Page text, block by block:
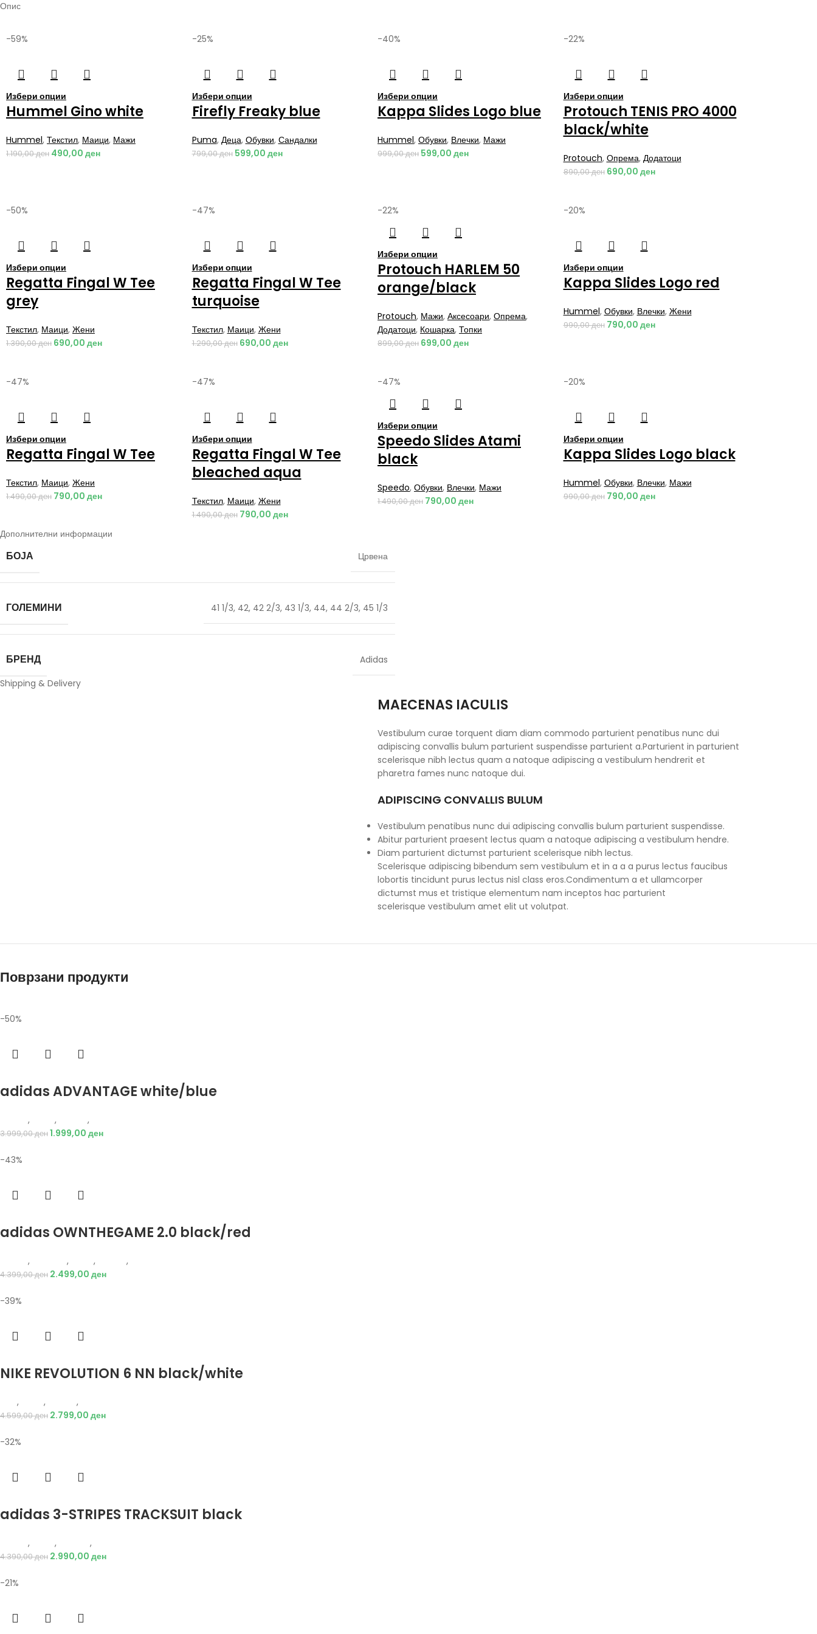
Опис
-59%
Избери опции
Hummel Gino white
Hummel, Текстил, Маици, Мажи
1.190,00ден 490,00 ден
-25%
Избери опции
Firefly Freaky blue
Puma, Деца, Обувки, Сандалки
799,00ден 599,00 ден
-40%
Избери опции
Kappa Slides Logo blue
Hummel, Обувки, Влечки, Мажи
999,00ден 599,00 ден
-22%
Избери опции
Protouch TENIS PRO 4000
black/white
Protouch, Опрема, Додатоци
890,00ден 690,00 ден
-50%
Избери опции
Regatta Fingal W Tee
grey
Текстил, Маици, Жени
1.390,00ден 690,00 ден
-47%
Избери опции
Regatta Fingal W Tee
turquoise
Текстил, Маици, Жени
1.290,00ден 690,00 ден
-22%
Избери опции
Protouch HARLEM 50
orange/black
Protouch, Мажи, Аксесоари, Опрема,
Додатоци, Кошарка, Топки
899,00ден 699,00 ден
-20%
Избери опции
Kappa Slides Logo red
Hummel, Обувки, Влечки, Жени
990,00ден 790,00 ден
-47%
Избери опции
Regatta Fingal W Tee
Текстил, Маици, Жени
1.490,00ден 790,00 ден
-47%
Избери опции
Regatta Fingal W Tee
bleached aqua
Текстил, Маици, Жени
1.490,00ден 790,00 ден
-47%
Избери опции
Speedo Slides Atami
black
Speedo, Обувки, Влечки, Мажи
1.490,00ден 790,00 ден
-20%
Избери опции
Kappa Slides Logo black
Hummel, Обувки, Влечки, Мажи
990,00ден 790,00 ден
Дополнителни информации
БОЈА Црвена
ГОЛЕМИНИ 41 1/3, 42, 42 2/3, 43 1/3, 44, 44 2/3, 45 1/3
БРЕНД
Adidas
Shipping & Delivery
MAECENAS IACULIS
Vestibulum curae torquent diam diam commodo parturient penatibus nunc dui
adipiscing convallis bulum parturient suspendisse parturient a.Parturient in parturient
scelerisque nibh lectus quam a natoque adipiscing a vestibulum hendrerit et
pharetra fames nunc natoque dui.
ADIPISCING CONVALLIS BULUM
Vestibulum penatibus nunc dui adipiscing convallis bulum parturient suspendisse.
Abitur parturient praesent lectus quam a natoque adipiscing a vestibulum hendre.
Diam parturient dictumst parturient scelerisque nibh lectus.
Scelerisque adipiscing bibendum sem vestibulum et in a a a purus lectus faucibus
lobortis tincidunt purus lectus nisl class eros.Condimentum a et ullamcorper
dictumst mus et tristique elementum nam inceptos hac parturient
scelerisque vestibulum amet elit ut volutpat.
Поврзани продукти
-50%
adidas ADVANTAGE white/blue
, , ,
3.999,00ден1.999,00 ден
-43%
adidas OWNTHEGAME 2.0 black/red
, , , ,
4.399,00ден 2.499,00 ден
-39%
NIKE REVOLUTION 6 NN black/white
, , ,
4.599,00ден 2.799,00 ден
-32%
adidas 3-STRIPES TRACKSUIT black
, , ,
4.390,00ден 2.990,00 ден
-21%